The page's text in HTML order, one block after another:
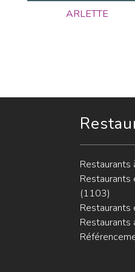
ARLETTE
Restaurants
Restaurants
(1103)
Restaurants
Restaurants